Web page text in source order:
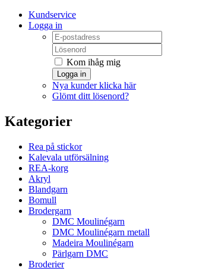
Kundservice
Logga in
Kom ihåg mig
Logga in
Nya kunder klicka här
Glömt ditt lösenord?
Kategorier
Rea på stickor
Kalevala utförsälning
REA-korg
Akryl
Blandgarn
Bomull
Brodergarn
DMC Moulinégarn
DMC Moulinégarn metall
Madeira Moulinégarn
Pärlgarn DMC
Broderier